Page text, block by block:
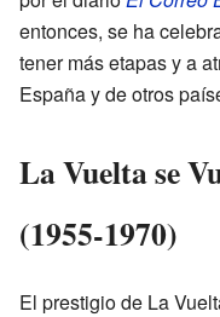
entonces, se ha
tener más etapas y a
España y de otros
La Vuelta se
(1955-1970)
El prestigio de La